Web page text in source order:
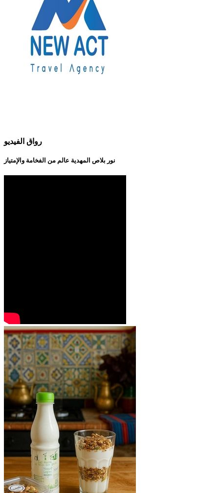
رواق الفيديو
نور بلاص المهدية عالم من الفخامة والإمتياز